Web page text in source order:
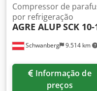
Schwanberg 9.514 km
Compressor de
por refrigeração
AGRE ALUPSCK
preços